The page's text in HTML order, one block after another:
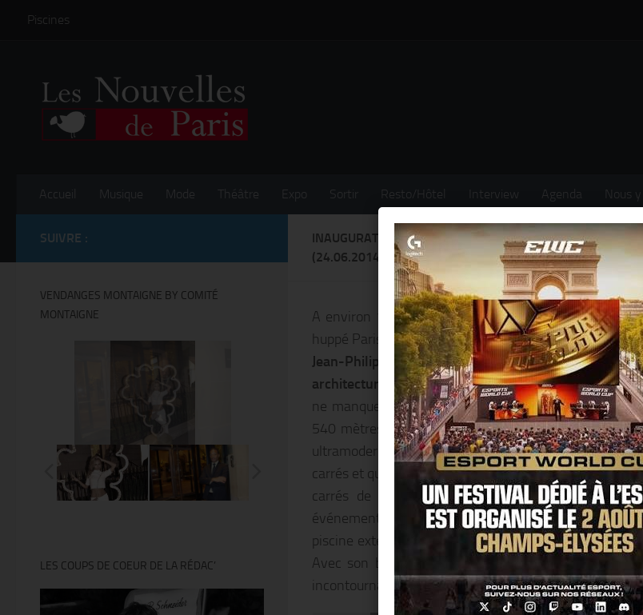
Skip to content
Piscines
Accueil Musique Mode Théâtre Expo Sortir Resto/Hôtel Interview Agenda Nous
INAUGURATION DU RENAISSANCE HOTEL @ PARIS
(24.06.2014)
A environ 15 minutes du Palais des congrès de la
huppé Paris Country Club, notre toutnouvel hôtela été
Jean-Philippe Nuelet vous propose110
architecture anglo-normandeet ses décorations
ne manqueront pas de vous surprendre. Profitez d’un
540 mètres carrés baigné de lumière naturelle et
ultramodernes, répartis sur deux grandes salles de
carrés et quatre salles de commission. Nosterrasses
carrés de
offrent le cadre rêvé pour les
événements de toutes sortes. L’hôtel dispose en outre
piscine extérieure, des salles de soins, un hammam
Avec son bar, son restaurant et sa piscine
incontournable pour vos voyages d’affaires ou
SUIVRE :
VENDANGES MONTAIGNE BY COMITÉ
MONTAIGNE
LES COUPS DE COEUR DE LA RÉDAC’